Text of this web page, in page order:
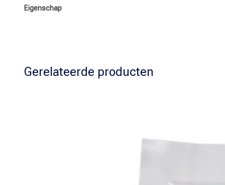
Eigenschap
Gerelateerde producten